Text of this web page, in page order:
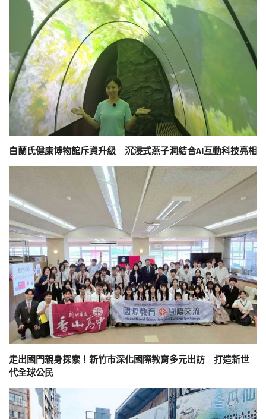
白蘭氏健康博物館斥資升級 沉浸式燕子洞結合AI互動科技亮相
走出國門親身探索！新竹市深化國際教育多元出訪 打造新世
代全球公民